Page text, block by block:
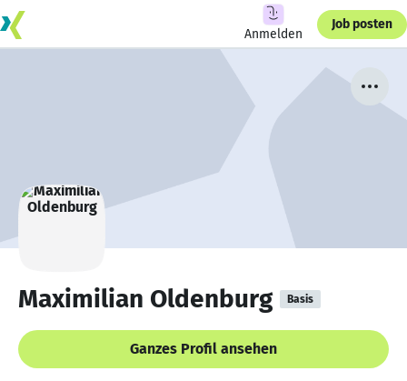
Anmelden
Job posten
Maximilian Oldenburg Basis
Ganzes Profil ansehen